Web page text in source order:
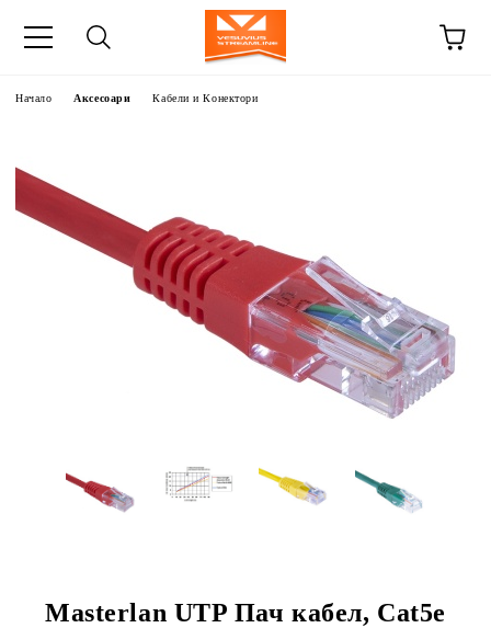
Начало Аксесоари Кабели и Конектори
Masterlan UTP Пач кабел, Cat5e